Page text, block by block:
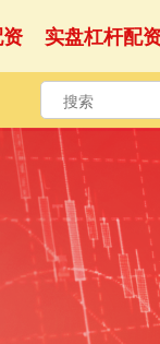
资 实盘杠杆配